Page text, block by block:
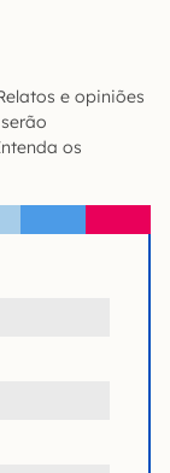
e opiniões
os